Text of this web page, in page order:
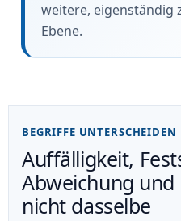
weitere, eigenständig
Ebene.
BEGRIFFE UNTERSCHEIDEN
Auffälligkeit,
Abweichung
nicht dasselbe